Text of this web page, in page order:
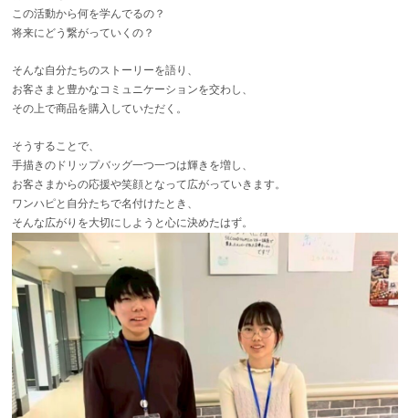
この活動から何を学んでるの？
将来にどう繋がっていくの？
そんな自分たちのストーリーを語り、
お客さまと豊かなコミュニケーションを交わし、
その上で商品を購入していただく。
そうすることで、
手描きのドリップバッグ一つ一つは輝きを増し、
お客さまからの応援や笑顔となって広がっていきます。
ワンハピと自分たちで名付けたとき、
そんな広がりを大切にしようと心に決めたはず。